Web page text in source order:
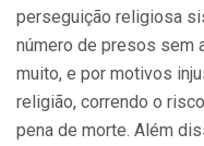
perseguição religiosa
número de presos sem
muito, e por motivos
religião, correndo o
pena de morte. Além